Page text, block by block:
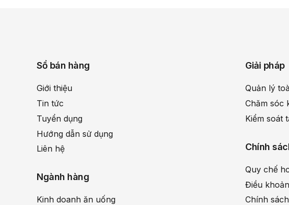
Sổ bán hàng
Giới thiệu
Tin tức
Tuyển dụng
Hướng dẫn sử dụng
Liên hệ
Ngành hàng
Kinh doanh ăn uống
Giải pháp
Quản lý
Chăm sóc
Kiểm soát
Chính
Quy chế
Điều
Chính